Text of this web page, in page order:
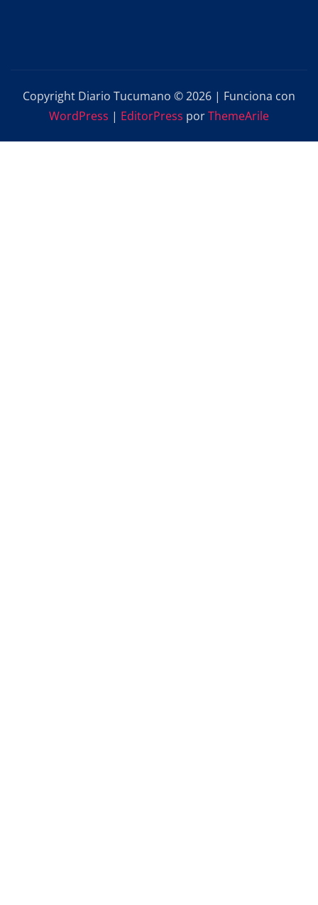
Copyright Diario Tucumano © 2026 | Funciona con
WordPress | EditorPress porThemeArile